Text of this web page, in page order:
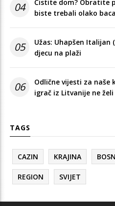
04
Čistite dom? Obratite
biste trebali olako
05
Užas: Uhapšen Italijan
djecu na plaži
06
Odlične vijesti za naše
igrač iz Litvanije ne
TAGS
CAZIN KRAJINA
REGION SVIJET